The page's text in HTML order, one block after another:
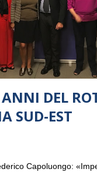
DEL
SUD-EST
Capoluongo: